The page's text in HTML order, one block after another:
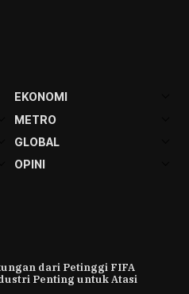
EKONOMI
METRO
GLOBAL
OPINI
dari Petinggi FIFA
Penting untuk Atasi